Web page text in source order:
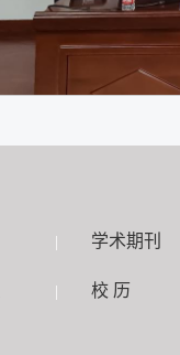
| 学术期刊
| 校 历